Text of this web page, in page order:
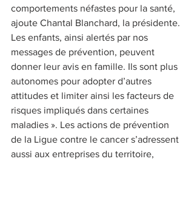
comportements néfastes pour la santé,
ajoute Chantal Blanchard, la présidente.
Les enfants, ainsi alertés par nos
messages de prévention, peuvent
donner leur avis en famille. Ils sont plus
autonomes pour adopter d’autres
attitudes et limiter ainsi les facteurs de
risques impliqués dans certaines
maladies ». Les actions de prévention
de la Ligue contre le cancer s’adressent
aussi aux entreprises du territoire,